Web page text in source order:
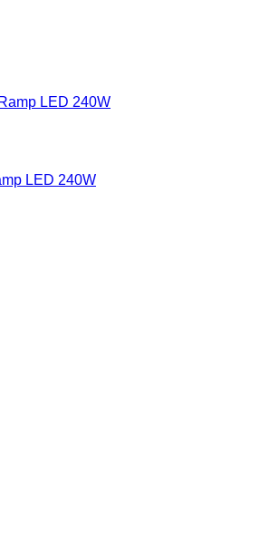
LED 240W